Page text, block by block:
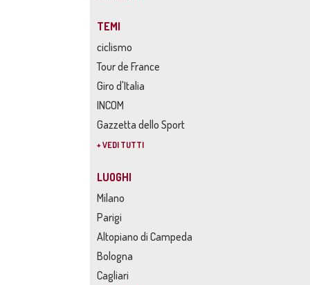
TEMI
ciclismo
Tour de France
Giro d'Italia
INCOM
Gazzetta dello Sport
+ VEDI TUTTI
LUOGHI
Milano
Parigi
Altopiano di Campeda
Bologna
Cagliari